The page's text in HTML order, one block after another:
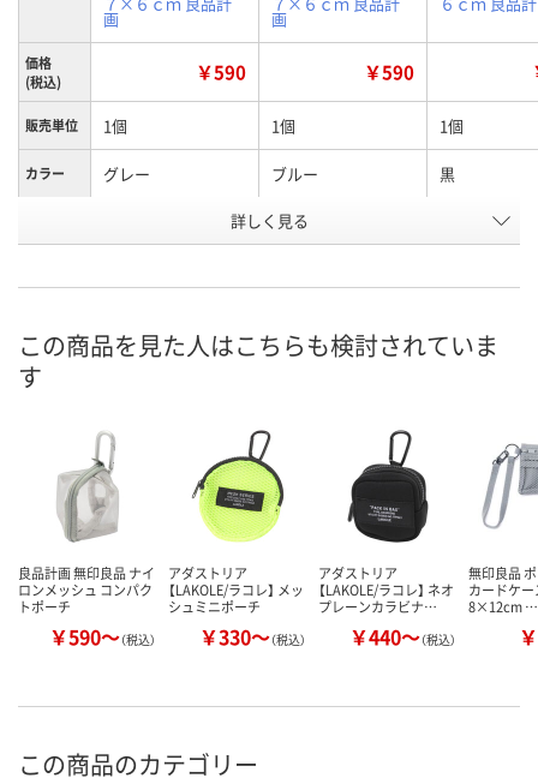
画 画
価格
(税込)
￥590 ￥590
販売単位 1個 1個 1個
カラー グレー ブルー 黒
UN14255 UN14488
8月9日（日）
カゴへ カ
詳しく見る
この商品を見た人はこちらも検討されていま
す
良品計画 無印良品 ナイ
ロンメッシュ コンパク
トポーチ
￥590～（税込）
アダストリア
【LAKOLE/ラコレ】 メッ
シュミニポーチ
￥330～（税込）
アダストリア
【LAKOLE/ラコレ】 ネオ
プレーンカラビナ…
￥440～（税込）
無印良品
カードケ
8×12cm …
この商品のカテゴリー